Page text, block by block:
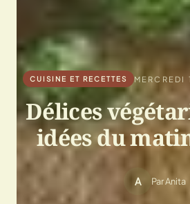
CUISINE ET RECETTES MERCREDI
Délices
idées du
A Par Anita